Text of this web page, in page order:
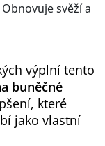
Obnovuje svěží a
výplní tento
buněčné
které
jako vlastní